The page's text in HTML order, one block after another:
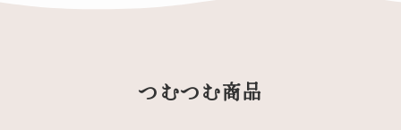
つむつむ商品